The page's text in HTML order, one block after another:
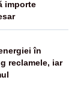
importe
în
reclamele, iar